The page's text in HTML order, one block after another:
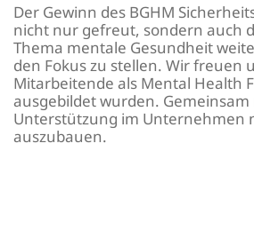
Der Gewinn des BGHM
nicht nur gefreut, sondern auch
Thema mentale Gesundheit
den Fokus zu stellen. Wir freuen
Mitarbeitende als Mental Health
ausgebildet wurden.
Unterstützung im Unternehmen
auszubauen.